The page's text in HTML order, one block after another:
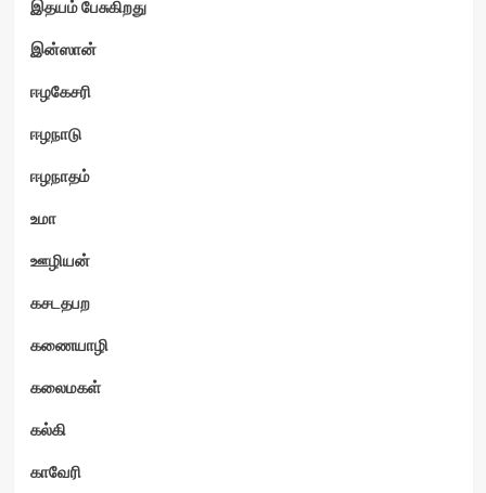
இதயம் பேசுகிறது
இன்ஸான்
ஈழகேசரி
ஈழநாடு
ஈழநாதம்
உமா
ஊழியன்
கசடதபற
கணையாழி
கலைமகள்
கல்கி
காவேரி